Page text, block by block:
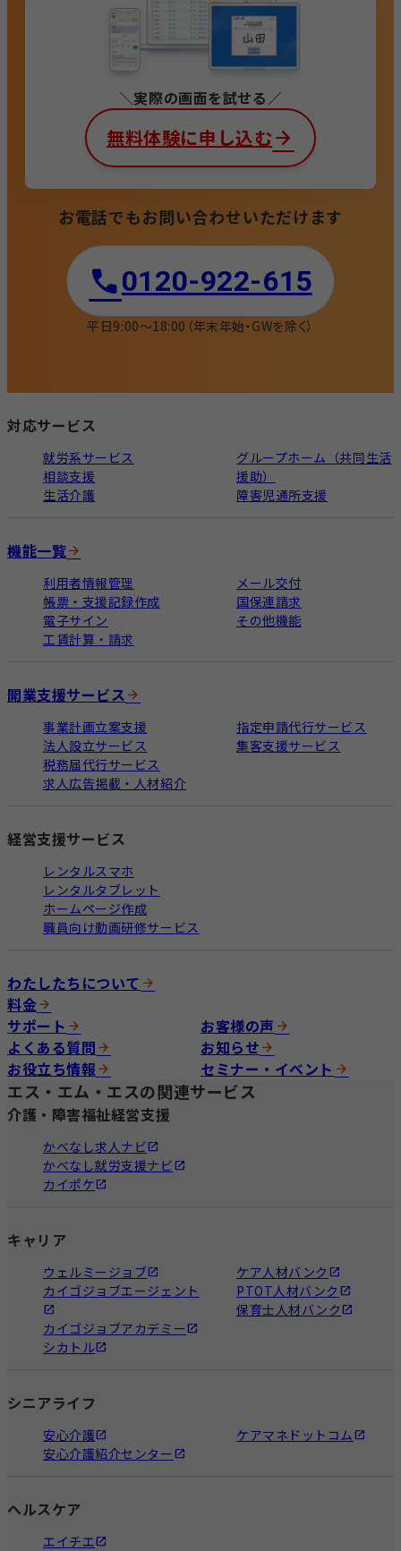
実際の画面を試せる
無料体験に申し込む
お電話でもお問い合わせいただけます
0120-922-615​
平日9:00〜18:00 （年末年始・GWを除く）
対応サービス
就労系サービス
相談支援
生活介護
グループホーム（共同生活
援助）
障害児通所支援
機能一覧
利用者情報管理
帳票・支援記録作成
電子サイン
工賃計算・請求
メール交付
国保連請求
その他機能
開業支援サービス
事業計画立案支援
法人設立サービス
税務届代行サービス
求人広告掲載・人材紹介
指定申請代行サービス
集客支援サービス
経営支援サービス
レンタルスマホ
レンタルタブレット
ホームページ作成
職員向け動画研修サービス
わたしたちについて
料金
サポート
お客様の声
よくある質問
お知らせ
お役立ち情報
セミナー・イベント
エス・エム・エスの関連サービス
介護・障害福祉経営支援
かべなし求人ナビ
かべなし就労支援ナビ
カイポケ
キャリア
ウェルミージョブ
カイゴジョブエージェント
カイゴジョブアカデミー
シカトル
ケア人材バンク
PTOT人材バンク
保育士人材バンク
シニアライフ
安心介護
安心介護紹介センター
ケアマネドットコム
ヘルスケア
エイチエ